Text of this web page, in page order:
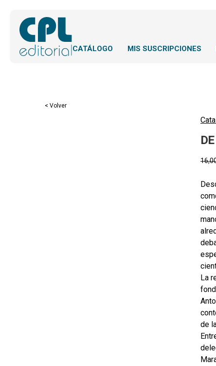
CATÁLOGO MIS SUSCRIPCIONES
< Volver
La
de